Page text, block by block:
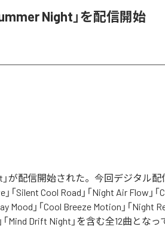
Night」を配信開始
」が配信開始された。今回デジタル
「Silent Cool Road」「Night Air Flow」「
Mood」「Cool Breeze Motion」「Night
「Mind Drift Night」を含む全12曲となっ